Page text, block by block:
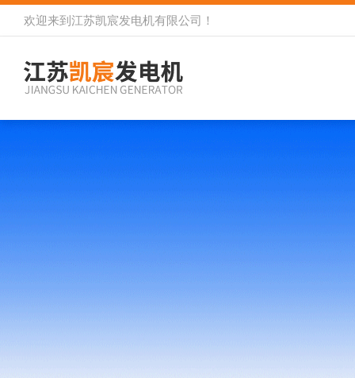
欢迎来到 江苏凯宸发电机有限公司 ！